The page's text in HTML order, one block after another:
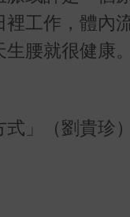
工作，體內
腰就很健康
」（劉貴珍